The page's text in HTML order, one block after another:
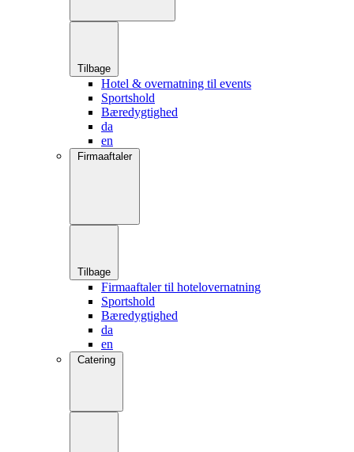
Tilbage
Hotel & overnatning til events
Sportshold
Bæredygtighed
da
en
Firmaaftaler
Tilbage
Firmaaftaler til hotelovernatning
Sportshold
Bæredygtighed
da
en
Catering